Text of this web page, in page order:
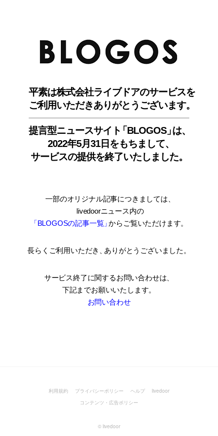
平素は株式会社ライブドアのサービスを
ご利用いただきありがとうございます。
提言型ニュースサイ ト「BLOGOS」は、
2022年5月31日をもちまして、
サービスの提供を終了いたしました。
一部のオリジナル記事につきましては
livedoorニュース内の
「BLOGOSの記事一覧」からご覧いただけます。
長らくご利用いただき ありがとうございました。
サービス終了に関するお問い合わせは、
下記までお願いいたします。
お問い合わせ
利用規約 プライバシーポリシー ヘルプ
livedoor
コンテンツ・広告ポリシー
© livedoor